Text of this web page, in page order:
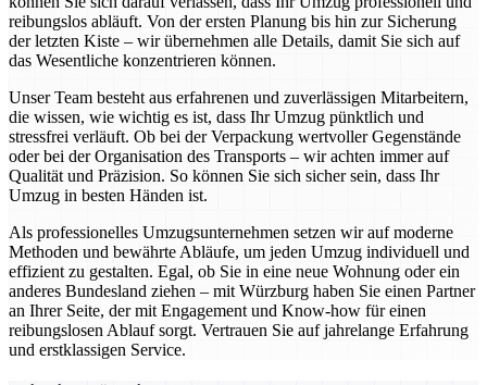
reibungslos abläuft. Von der ersten Planung bis hin zur Sicherung
der letzten Kiste – wir übernehmen alle Details, damit Sie sich auf
das Wesentliche konzentrieren können.
Unser Team besteht aus erfahrenen und zuverlässigen Mitarbeitern,
die wissen, wie wichtig es ist, dass Ihr Umzug pünktlich und
stressfrei verläuft. Ob bei der Verpackung wertvoller Gegenstände
oder bei der Organisation des Transports – wir achten immer auf
Qualität und Präzision. So können Sie sich sicher sein, dass Ihr
Umzug in besten Händen ist.
Als professionelles Umzugsunternehmen setzen wir auf moderne
Methoden und bewährte Abläufe, um jeden Umzug individuell und
effizient zu gestalten. Egal, ob Sie in eine neue Wohnung oder ein
anderes Bundesland ziehen – mit Würzburg haben Sie einen Partner
an Ihrer Seite, der mit Engagement und Know-how für einen
reibungslosen Ablauf sorgt. Vertrauen Sie auf jahrelange Erfahrung
und erstklassigen Service.